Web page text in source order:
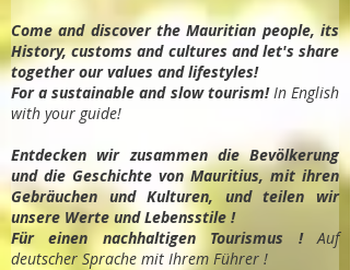
Come and discover the Mauritian people, its
History, customs and cultures and let's share
together our values and lifestyles!
For a sustainable and slow tourism!In English
with your guide!
Entdecken wir zusammen die Bevölkerung
und die Geschichte von Mauritius, mit ihren
Gebräuchen und Kulturen, und teilen wir
unsere Werte und Lebensstile !
Für einen nachhaltigen Tourismus !Auf
deutscher Sprache mit Ihrem Führer !